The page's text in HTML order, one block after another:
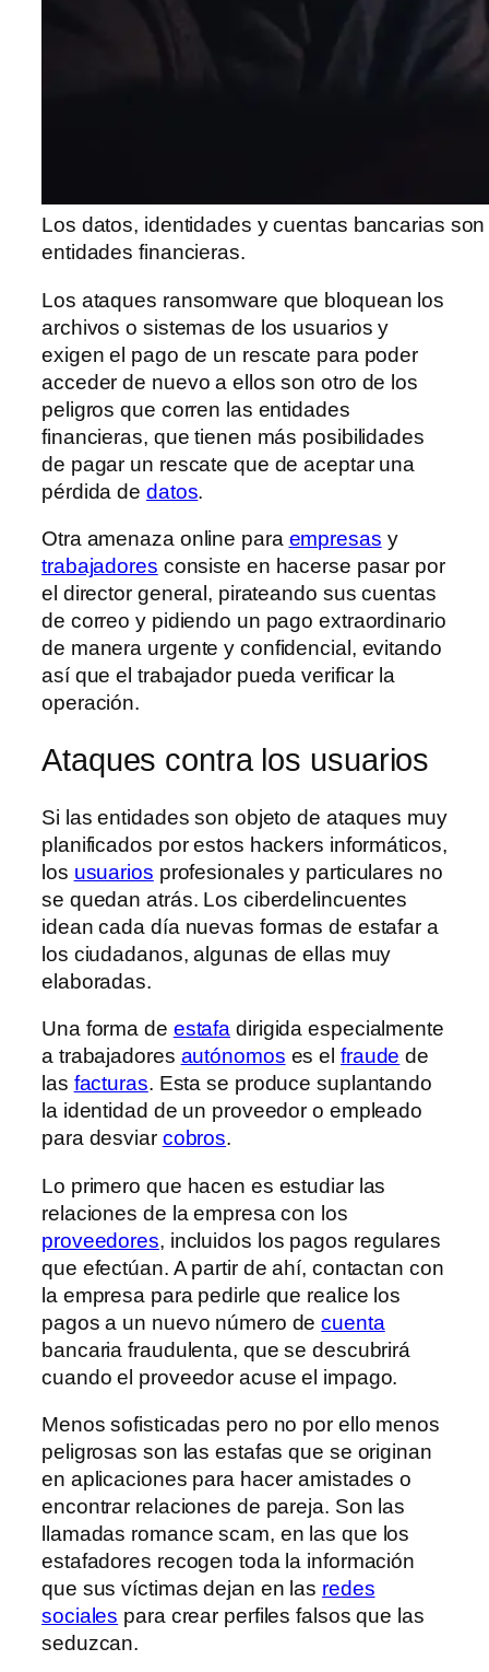
Los datos, identidades y cuentas bancarias
entidades financieras.
Los ataques ransomware que bloquean los
archivos o sistemas de los usuarios y
exigen el pago de un rescate para poder
acceder de nuevo a ellos son otro de los
peligros que corren las entidades
financieras, que tienen más posibilidades
de pagar un rescate que de aceptar una
pérdida de datos.
Otra amenaza online para empresas y
trabajadores consiste en hacerse pasar por
el director general, pirateando sus cuentas
de correo y pidiendo un pago extraordinario
de manera urgente y confidencial, evitando
así que el trabajador pueda verificar la
operación.
Ataques contra los usuarios
Si las entidades son objeto de ataques muy
planificados por estos hackers informáticos,
los usuarios profesionales y particulares no
se quedan atrás. Los ciberdelincuentes
idean cada día nuevas formas de estafar a
los ciudadanos, algunas de ellas muy
elaboradas.
Una forma de estafa dirigida especialmente
a trabajadores autónomos es el fraude de
las facturas. Esta se produce suplantando
la identidad de un proveedor o empleado
para desviar cobros.
Lo primero que hacen es estudiar las
relaciones de la empresa con los
proveedores, incluidos los pagos regulares
que efectúan. A partir de ahí, contactan con
la empresa para pedirle que realice los
pagos a un nuevo número decuenta
bancaria fraudulenta, que se descubrirá
cuando el proveedor acuse el impago.
Menos sofisticadas pero no por ello menos
peligrosas son las estafas que se originan
en aplicaciones para hacer amistades o
encontrar relaciones de pareja. Son las
llamadas romance scam, en las que los
estafadores recogen toda la información
que sus víctimas dejan en las redes
sociales para crear perfiles falsos que las
seduzcan.